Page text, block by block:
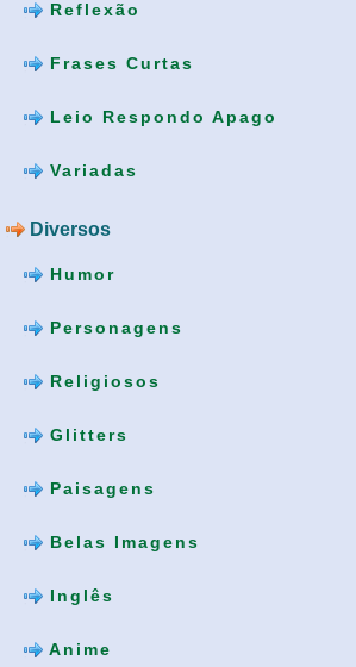
Reflexão
Frases Curtas
Leio Respondo Apago
Variadas
Diversos
Humor
Personagens
Religiosos
Glitters
Paisagens
Belas Imagens
Inglês
Anime